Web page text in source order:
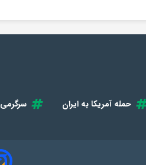
حمله آمریکا به ایران سرگرمی